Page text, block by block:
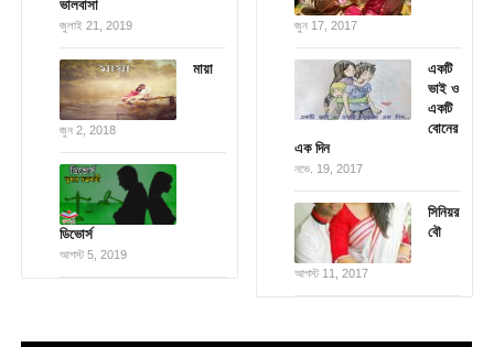
ভালবাসা
জুলাই 21, 2019
মায়া
জুন 2, 2018
ডিভোর্স
আগস্ট 5, 2019
জুন 17, 2017
একটি
ভাই ও
একটি
বোনের
এক দিন
নভে. 19, 2017
সিনিয়র
বৌ
আগস্ট 11, 2017